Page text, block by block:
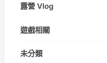
露營 Vlog
遊戲相關
未分類